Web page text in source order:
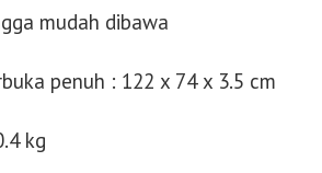
mudah dibawa
penuh : 122 x 74 x 3.5 cm
kg